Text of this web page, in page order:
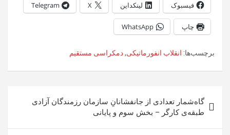
فیسبوک لینکداین X
Telegram
چاپ WhatsApp
برچسب‌ها: انقلاب انفورماتیکی,دمکراسی مستقیم
راهبری
نوشته
گاه‌شمار تعدادی از جانفشانانِ سازمان رزمندگان آزادی
طبقه‌ی کارگر – بخش سوم و پایانی